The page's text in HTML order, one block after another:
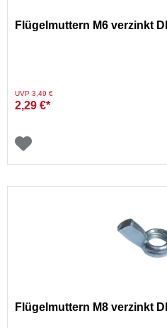
Flügelmuttern M6 verzinkt
Preis reduziert von
UVP 3,49 €auf
2,29 €*
Flügelmuttern M8 verzinkt